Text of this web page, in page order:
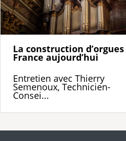
La construction
France aujourd’hui
Entretien avec Thierry
Semenoux, Technicien-
Consei...